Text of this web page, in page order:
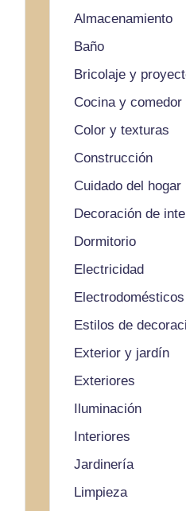
Almacenamiento
Baño
Bricolaje y
Cocina y comedor
Color y texturas
Construcción
Cuidado del hogar
Decoración de
Dormitorio
Electricidad
Electrodomésticos
Estilos de
Exterior y jardín
Exteriores
Iluminación
Interiores
Jardinería
Limpieza